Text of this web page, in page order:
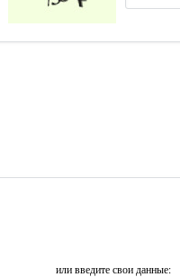
или введите свои данные: